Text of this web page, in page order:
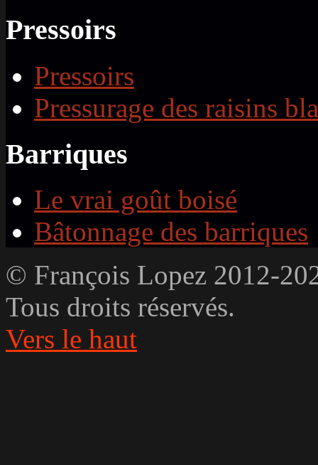
Pressoirs
Pressoirs
Pressurage des raisins
Barriques
Le vrai goût boisé
Bâtonnage des barriques
© François Lopez 2012-
Tous droits réservés.
Vers le haut